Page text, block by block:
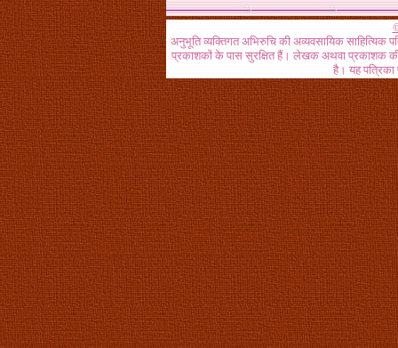
अनुभूति व्यक्तिगत अभिरुचि की अव्यवसायिक
प्रकाशकों के पास सुरक्षित हैं। लेखक अथवा प्रकाशक की
है। यह पत्रिका